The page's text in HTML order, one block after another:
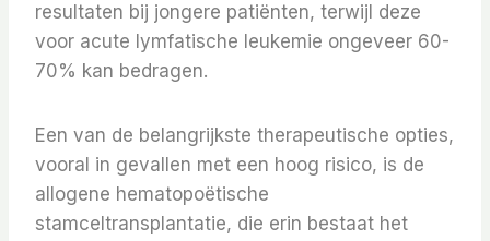
resultaten bij jongere patiënten, terwijl deze
voor acute lymfatische leukemie ongeveer 60-
70% kan bedragen.
Een van de belangrijkste therapeutische opties,
vooral in gevallen met een hoog risico, is de
allogene hematopoëtische
stamceltransplantatie, die erin bestaat het